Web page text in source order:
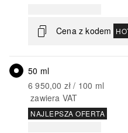
Cena z kodem
50 ml
6 950,00 zł / 100 ml
zawiera VAT
NAJLEPSZA OFERTA